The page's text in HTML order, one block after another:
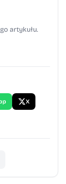
artykułu.
X